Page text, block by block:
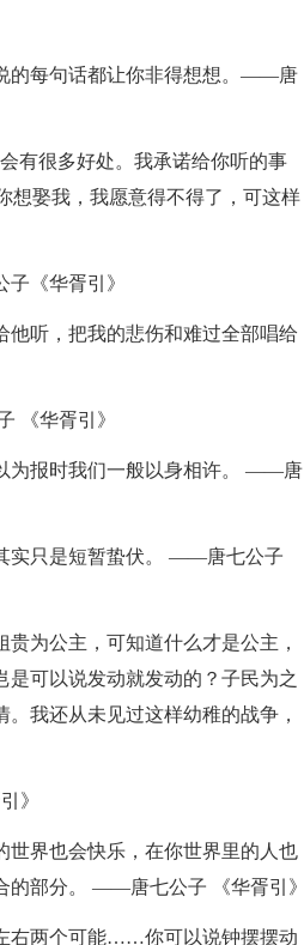
的每句话都让你非得想想。——唐
有很多好处。我承诺给你听的事
想娶我，我愿意得不得了，可这样
《华胥引》
他听，把我的悲伤和难过全部唱给
《华胥引》
为报时我们一般以身相许。 ——唐
实只是短暂蛰伏。 ——唐七公子
为公主，可知道什么才是公主，
可以说发动就发动的？子民为之
我还从未见过这样幼稚的战争，
》
世界也会快乐，在你世界里的人也
的部分。 ——唐七公子 《华胥引》
右两个可能……你可以说钟摆摆动